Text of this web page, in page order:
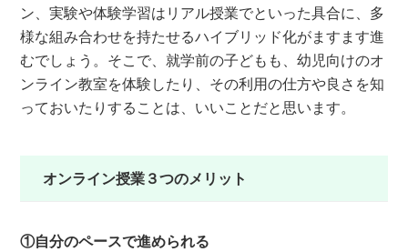
ン、実験や体験学習はリアル授業でといった具合に、多
様な組み合わせを持たせるハイブリッド化がますます進
むでしょう。そこで、就学前の子どもも、幼児向けのオ
ンライン教室を体験したり、その利用の仕方や良さを知
っておいたりすることは、いいことだと思います。
オンライン授業３つのメリット
①自分のペースで進められる